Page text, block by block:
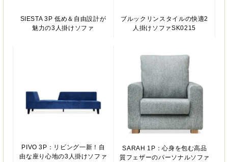
SIESTA 3P 低め＆自由設計が
魅力の3人掛けソファ
ブルックリンスタイルの快適2
人掛けソファSK0215
PIVO 3P：リビング一新！自
由な座り心地の3人掛けソファ
SARAH 1P：心身を包む高品
質フェザーのパーソナルソファ